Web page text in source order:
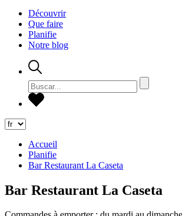
Découvrir
Que faire
Planifie
Notre blog
Accueil
Planifie
Bar Restaurant La Caseta
Bar Restaurant La Caseta